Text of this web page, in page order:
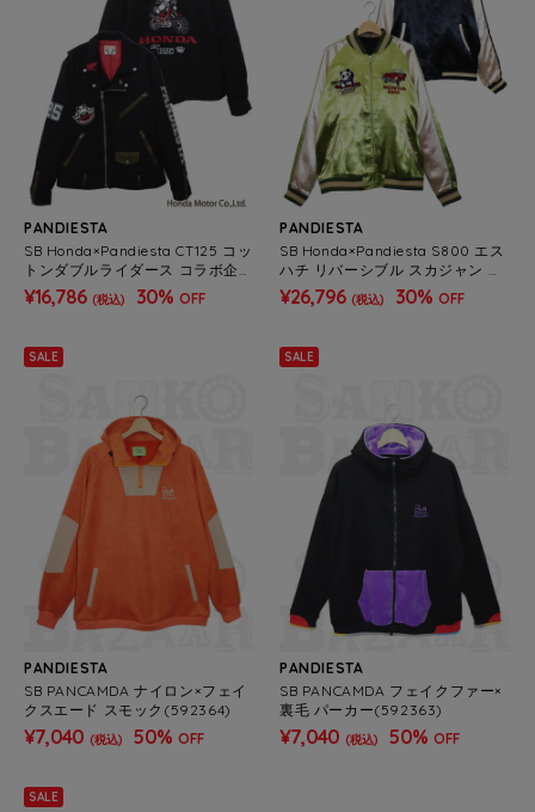
PANDIESTA
SB Honda×Pandiesta CT125 コッ
トンダブルライダース コラボ企画
(533513)
¥16,786 (税込) 30% OFF
PANDIESTA
SB Honda×Pandiesta S800 エス
ハチ リバーシブル スカジャン コ
ラボ企画(533510B)
¥26,796 (税込) 30% OFF
SALE
PANDIESTA
SB PANCAMDA ナイロン×フェイ
クスエード スモック(592364)
¥7,040 (税込) 50% OFF
SALE
PANDIESTA
SB PANCAMDA フェイクファー×
裏毛 パーカー(592363)
¥7,040 (税込) 50% OFF
SALE